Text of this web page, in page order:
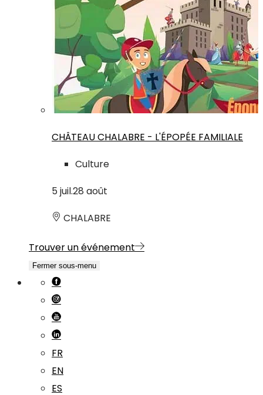
CHÂTEAU CHALABRE - L'ÉPOPÉE FAMILIALE
Culture
5 juil.28 août
CHALABRE
Trouver un événement
Fermer sous-menu
FR
EN
ES